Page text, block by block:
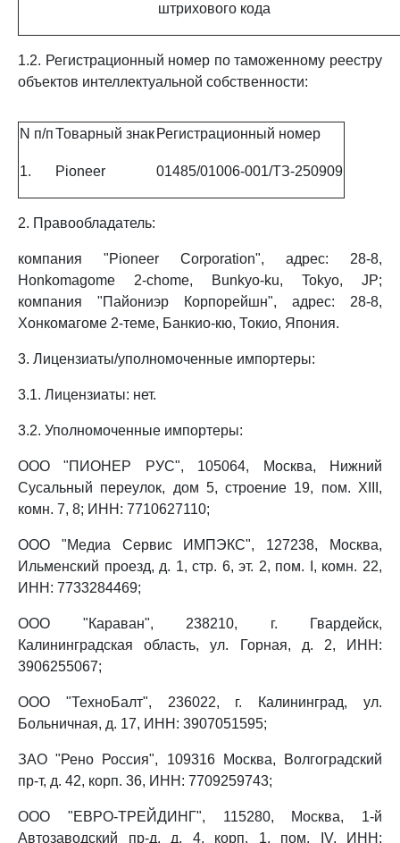
штрихового кода
1.2. Регистрационный номер по таможенному реестру
объектов интеллектуальной собственности:
N п/пТоварный знак Регистрационный номер
1. Pioneer 01485/01006-001/ТЗ-250909
2. Правообладатель:
компания "Pioneer Corporation", адрес: 28-8,
Honkomagome 2-chome, Bunkyo-ku, Tokyo, JP;
компания "Пайониэр Корпорейшн", адрес: 28-8,
Хонкомагоме 2-теме, Банкио-кю, Токио, Япония.
3. Лицензиаты/уполномоченные импортеры:
3.1. Лицензиаты: нет.
3.2. Уполномоченные импортеры:
ООО "ПИОНЕР РУС", 105064, Москва, Нижний
Сусальный переулок, дом 5, строение 19, пом. XIII,
комн. 7, 8; ИНН: 7710627110;
ООО "Медиа Сервис ИМПЭКС", 127238, Москва,
Ильменский проезд, д. 1, стр. 6, эт. 2, пом. I, комн. 22,
ИНН: 7733284469;
ООО "Караван", 238210, г. Гвардейск,
Калининградская область, ул. Горная, д. 2, ИНН:
3906255067;
ООО "ТехноБалт", 236022, г. Калининград, ул.
Больничная, д. 17, ИНН: 3907051595;
ЗАО "Рено Россия", 109316 Москва, Волгоградский
пр-т, д. 42, корп. 36, ИНН: 7709259743;
ООО "ЕВРО-ТРЕЙДИНГ", 115280, Москва, 1-й
Автозаводский пр-д, д. 4, корп. 1, пом. IV, ИНН: